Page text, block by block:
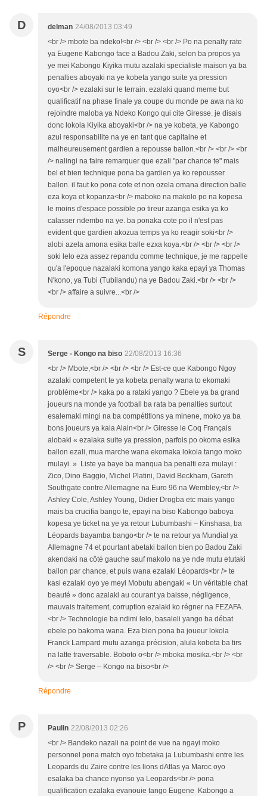
D delman 24/08/2013 03:49
<br /> mbote ba ndeko!<br /> <br /> <br /> Po na penalty rate
ya Eugene Kabongo face a Badou Zaki, selon ba propos ya
ye mei Kabongo Kiyika mutu azalaki specialiste maison ya ba
penalties aboyaki na ye kobeta yango suite ya pression
oyo<br /> ezalaki sur le terrain. ezalaki quand meme but
qualificatif na phase finale ya coupe du monde pe awa na ko
rejoindre maloba ya Ndeko Kongo qui cite Giresse. je disais
donc lokola Kiyika aboyaki<br /> na ye kobeta, ye Kabongo
azui responsabilite na ye en tant que capitaine et
malheureusement gardien a repousse ballon.<br /> <br /> <br
/> nalingi na faire remarquer que ezali "par chance te" mais
bel et bien technique pona ba gardien ya ko repousser
ballon. il faut ko pona cote et non ozela omana direction balle
eza koya et kopanza<br /> maboko na makolo po na kopesa
le moins d'espace possible po tireur azanga esika ya ko
calasser ndembo na ye. ba ponaka cote po il n'est pas
evident que gardien akozua temps ya ko reagir soki<br />
alobi azela amona esika balle ezxa koya.<br /> <br /> <br />
soki lelo eza assez repandu comme technique, je me rappelle
qu'a l'epoque nazalaki komona yango kaka epayi ya Thomas
N'kono, ya Tubi (Tubilandu) na ye Badou Zaki.<br /> <br />
<br /> affaire a suivre...<br />
Répondre
S Serge - Kongo na biso 22/08/2013 16:36
<br /> Mbote,<br /> <br /> <br /> Est-ce que Kabongo Ngoy
azalaki competent te ya kobeta penalty wana to ekomaki
problème<br /> kaka po a rataki yango ? Ebele ya ba grand
joueurs na monde ya football ba rata ba penalties surtout
esalemaki mingi na ba compétitions ya minene, moko ya ba
bons joueurs ya kala Alain<br /> Giresse le Coq Français
alobaki « ezalaka suite ya pression, parfois po okoma esika
ballon ezali, mua marche wana ekomaka lokola tango moko
mulayi. » Liste ya baye ba manqua ba penalti eza mulayi :
Zico, Dino Baggio, Michel Platini, David Beckham, Gareth
Southgate contre Allemagne na Euro 96 na Wembley,<br />
Ashley Cole, Ashley Young, Didier Drogba etc mais yango
mais ba crucifia bango te, epayi na biso Kabongo baboya
kopesa ye ticket na ye ya retour Lubumbashi – Kinshasa, ba
Léopards bayamba bango<br /> te na retour ya Mundial ya
Allemagne 74 et pourtant abetaki ballon bien po Badou Zaki
akendaki na côté gauche sauf makolo na ye nde mutu etutaki
ballon par chance, et puis wana ezalaki Léopards<br /> te
kasi ezalaki oyo ye meyi Mobutu abengaki « Un véritable chat
beauté » donc azalaki au courant ya baisse, négligence,
mauvais traitement, corruption ezalaki ko régner na FEZAFA.
<br /> Technologie ba ndimi lelo, basaleli yango ba débat
ebele po bakoma wana. Eza bien pona ba joueur lokola
Franck Lampard mutu azanga précision, alula kobeta ba tirs
na latte traversable. Boboto o<br /> mboka mosika.<br /> <br
/> <br /> Serge – Kongo na biso<br />
Répondre
P Paulin 22/08/2013 02:26
<br /> Bandeko nazali na point de vue na ngayi moko
personnel pona match oyo tobetaka ja Lubumbashi entre les
Leopards du Zaire contre les lions dAtlas ya Maroc oyo
esalaka ba chance nyonso ya Leopards<br /> pona
qualification ezalaka evanouie tango Eugene Kabongo a